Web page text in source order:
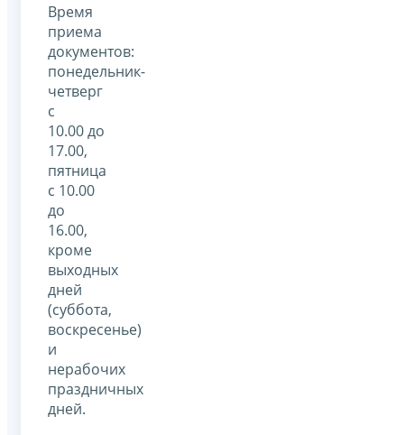
Время
приема
документов:
понедельник-
четверг
с
10.00 до
17.00,
пятница
с 10.00
до
16.00,
кроме
выходных
дней
(суббота,
воскресенье)
и
нерабочих
праздничных
дней.